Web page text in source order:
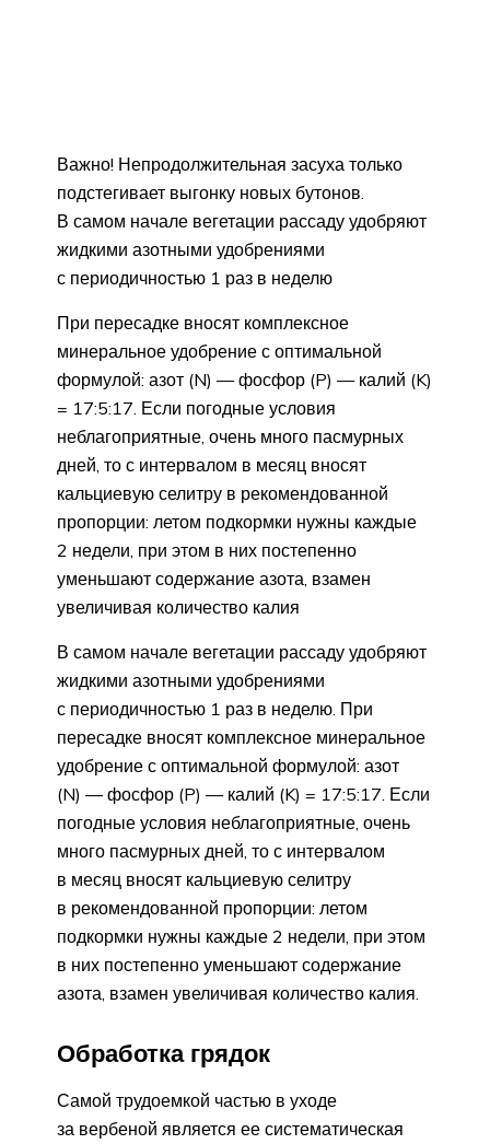
Важно! Непродолжительная засуха только
подстегивает выгонку новых бутонов.
В самом начале вегетации рассаду удобряют
жидкими азотными удобрениями
с периодичностью 1 раз в неделю
При пересадке вносят комплексное
минеральное удобрение с оптимальной
формулой: азот (N) — фосфор (P) — калий (K)
= 17:5:17. Если погодные условия
неблагоприятные, очень много пасмурных
дней, то с интервалом в месяц вносят
кальциевую селитру в рекомендованной
пропорции: летом подкормки нужны каждые
2 недели, при этом в них постепенно
уменьшают содержание азота, взамен
увеличивая количество калия
В самом начале вегетации рассаду удобряют
жидкими азотными удобрениями
с периодичностью 1 раз в неделю. При
пересадке вносят комплексное минеральное
удобрение с оптимальной формулой: азот
(N) — фосфор (P) — калий (K) = 17:5:17. Если
погодные условия неблагоприятные, очень
много пасмурных дней, то с интервалом
в месяц вносят кальциевую селитру
в рекомендованной пропорции: летом
подкормки нужны каждые 2 недели, при этом
в них постепенно уменьшают содержание
азота, взамен увеличивая количество калия.
Обработка грядок
Самой трудоемкой частью в уходе
за вербеной является ее систематическая